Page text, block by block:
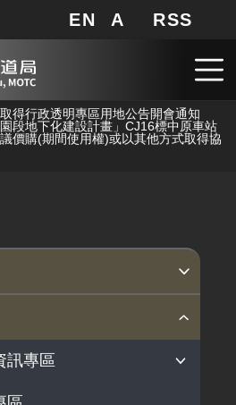
網站地圖
EN A 局長信箱
RSS
得行政透明專區用地公告開會通知
段地下化建設計畫」CJ16標中原車站
價購(期間使用權)或以其他方式取得協
訊專區